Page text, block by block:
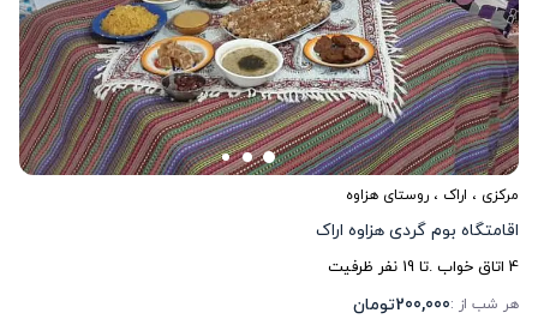
مرکزی ، اراک ، روستای هزاوه
اقامتگاه بوم گردی هزاوه اراک
4 اتاق خواب .تا19 نفر ظرفیت
هر شب از :200,000تومان